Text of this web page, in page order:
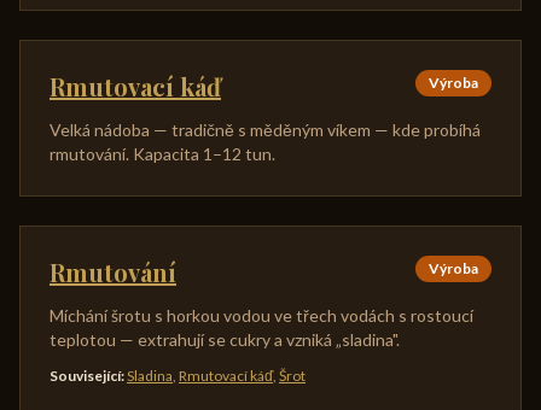
Rmutovací káď Výroba
Velká nádoba — tradičně s měděným víkem — kde probíhá
rmutování. Kapacita 1–12 tun.
Rmutování Výroba
Míchání šrotu s horkou vodou ve třech vodách s rostoucí
teplotou — extrahují se cukry a vzniká „sladina".
Související:Sladina, Rmutovací káď, Šrot